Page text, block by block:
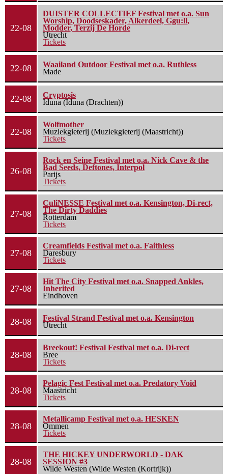
22-08
DUISTER COLLECTIEF Festival met o.a. Sun
Worship, Doodseskader, Alkerdeel, Ggu:ll,
Modder, Terzij De Horde
Utrecht
Tickets
22-08
Waailand Outdoor Festival met o.a. Ruthless
Made
22-08
Cryptosis
Iduna (Iduna (Drachten))
22-08
Wolfmother
Muziekgieterij (Muziekgieterij (Maastricht))
Tickets
26-08
Rock en Seine Festival met o.a. Nick Cave & the
Bad Seeds, Deftones, Interpol
Parijs
Tickets
27-08
CuliNESSE Festival met o.a. Kensington, Di-rect,
The Dirty Daddies
Rotterdam
Tickets
27-08
Creamfields Festival met o.a. Faithless
Daresbury
Tickets
27-08
Hit The City Festival met o.a. Snapped Ankles,
Inherited
Eindhoven
28-08
Festival Strand Festival met o.a. Kensington
Utrecht
28-08
Breekout! Festival Festival met o.a. Di-rect
Bree
Tickets
28-08
Pelagic Fest Festival met o.a. Predatory Void
Maastricht
Tickets
28-08
Metallicamp Festival met o.a. HESKEN
Ommen
Tickets
28-08
THE HICKEY UNDERWORLD - DAK
SESSION #3
Wilde Westen (Wilde Westen (Kortrijk))